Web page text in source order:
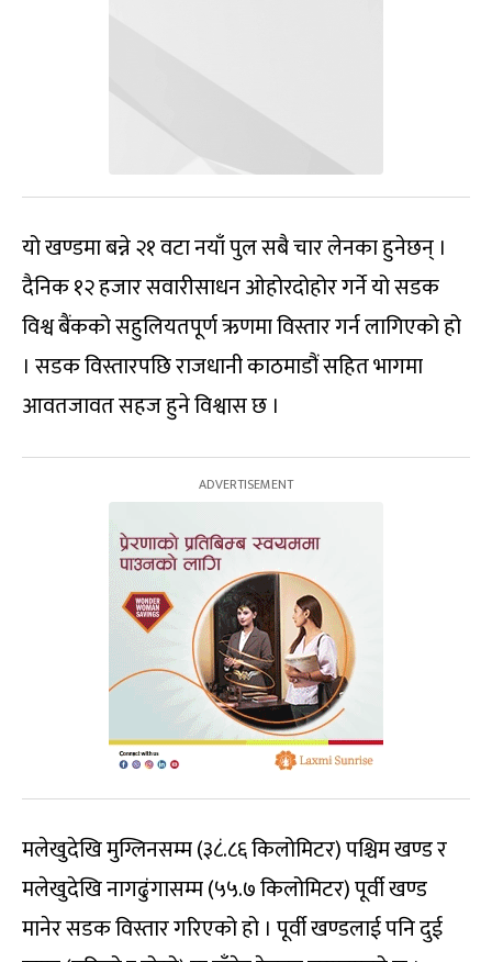
यो खण्डमा बन्ने २१ वटा नयाँ पुल सबै चार लेनका हुनेछन् ।
दैनिक १२ हजार सवारीसाधन ओहोरदोहोर गर्ने यो सडक
विश्व बैंकको सहुलियतपूर्ण ऋणमा विस्तार गर्न लागिएको हो
। सडक विस्तारपछि राजधानी काठमाडौं सहित भागमा
आवतजावत सहज हुने विश्वास छ ।
मलेखुदेखि मुग्लिनसम्म (३८ं.८६ किलोमिटर) पश्चिम खण्ड र
मलेखुदेखि नागढुंगासम्म (५५.७ किलोमिटर) पूर्वी खण्ड
मानेर सडक विस्तार गरिएको हो । पूर्वी खण्डलाई पनि दुई